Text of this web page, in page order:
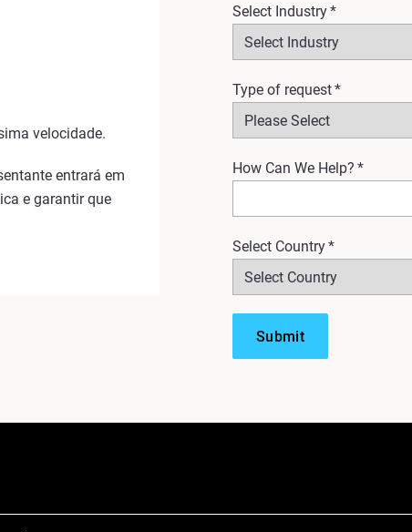
velocidade.
entrará em
e garantir que
Select Industry*
Type of request*
How Can We Help? *
Select Country*